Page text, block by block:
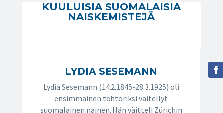
KUULUISIA SUOMALAISIA
NAISKEMISTEJÄ
LYDIA SESEMANN
Lydia Sesemann (14.2.1845-28.3.1925) oli
ensimmäinen tohtoriksi väitellyt
suomalainen nainen. Hän väitteli Zürichin